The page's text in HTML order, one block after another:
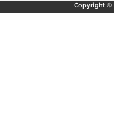
Copyright ©